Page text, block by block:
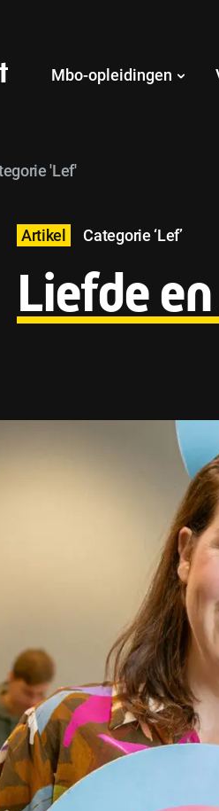
Mbo-opleidingen
'Lef'
Liefde
Artikel Categorie ‘Lef’